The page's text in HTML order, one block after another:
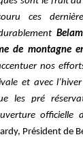
ces
de montagne
nos
et avec
les pré
officielle
Président de